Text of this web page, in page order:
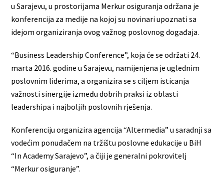
u Sarajevu, u prostorijama Merkur osiguranja održana je
konferencija za medije na kojoj su novinari upoznati sa
idejom organiziranja ovog važnog poslovnog događaja.
“Business Leadership Conference”, koja će se održati 24.
marta 2016. godine u Sarajevu, namijenjena je uglednim
poslovnim liderima, a organizira se s ciljem isticanja
važnosti sinergije između dobrih praksi iz oblasti
leadershipa i najboljih poslovnih rješenja.
Konferenciju organizira agencija “Altermedia” u saradnji sa
vodećim ponuđačem na tržištu poslovne edukacije u BiH
“In Academy Sarajevo”, a čiji je generalni pokrovitelj
“Merkur osiguranje”.